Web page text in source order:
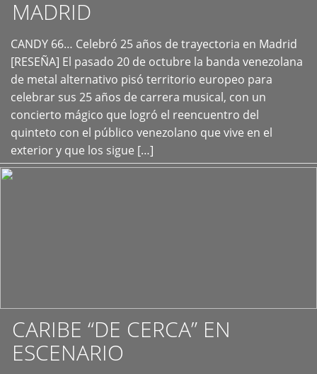
MADRID
CANDY 66… Celebró 25 años de trayectoria en Madrid
[RESEÑA] El pasado 20 de octubre la banda venezolana
de metal alternativo pisó territorio europeo para
celebrar sus 25 años de carrera musical, con un
concierto mágico que logró el reencuentro del
quinteto con el público venezolano que vive en el
exterior y que los sigue […]
+
CARIBE “DE CERCA” EN
ESCENARIO